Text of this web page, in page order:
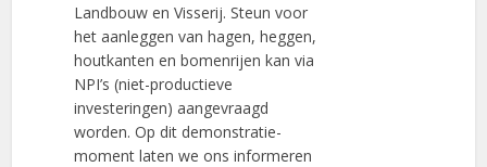
Landbouw en Visserij. Steun voor
het aanleggen van hagen, heggen,
houtkanten en bomenrijen kan via
NPI’s (niet-productieve
investeringen) aangevraagd
worden. Op dit demonstratie-
moment laten we ons informeren